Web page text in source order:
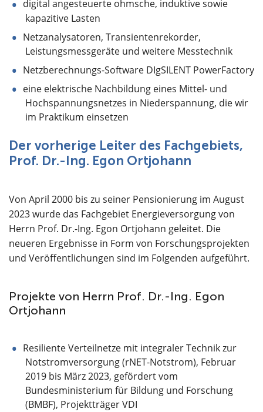
digital angesteuerte ohmsche, induktive sowie
kapazitive Lasten
Netzanalysatoren, Transientenrekorder,
Leistungsmessgeräte und weitere Messtechnik
Netzberechnungs-Software DIgSILENT PowerFactory
eine elektrische Nachbildung eines Mittel- und
Hochspannungsnetzes in Niederspannung, die wir
im Praktikum einsetzen
Der vorherige Leiter des Fachgebiets,
Prof. Dr.-Ing. Egon Ortjohann
Von April 2000 bis zu seiner Pensionierung im August
2023 wurde das Fachgebiet Energieversorgung von
Herrn Prof. Dr.-Ing. Egon Ortjohann geleitet. Die
neueren Ergebnisse in Form von Forschungsprojekten
und Veröffentlichungen sind im Folgenden aufgeführt.
Projekte von Herrn Prof. Dr.-Ing. Egon
Ortjohann
Resiliente Verteilnetze mit integraler Technik zur
Notstromversorgung (rNET-Notstrom), Februar
2019 bis März 2023, gefördert vom
Bundesministerium für Bildung und Forschung
(BMBF), Projektträger VDI